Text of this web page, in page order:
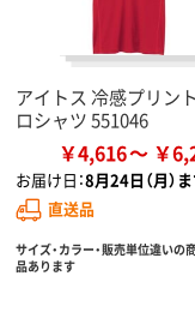
アイトス 冷感プリン
ロシャツ 551046
￥4,616 ￥
お届け日：8月24日（月）
直送品
サイズ・カラー・販売単位違いの
品あります